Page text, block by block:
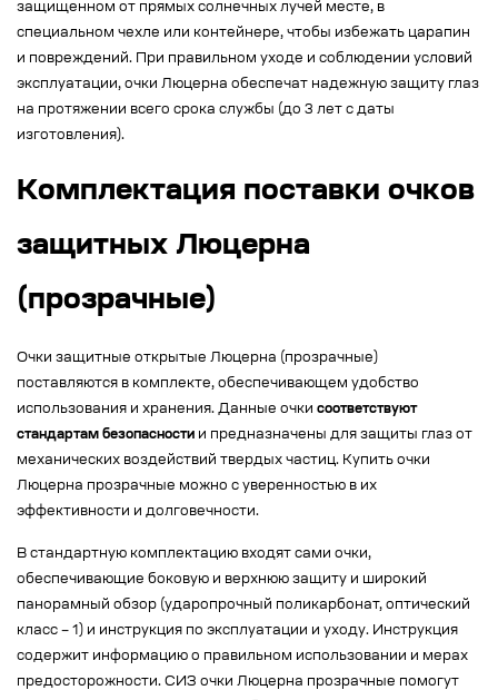
защищенном от прямых солнечных лучей месте, в
специальном чехле или контейнере, чтобы избежать царапин
и повреждений. При правильном уходе и соблюдении условий
эксплуатации, очки Люцерна обеспечат надежную защиту глаз
на протяжении всего срока службы (до 3 лет с даты
изготовления).
Комплектация поставки очков
защитных Люцерна
(прозрачные)
Очки защитные открытые Люцерна (прозрачные)
поставляются в комплекте, обеспечивающем удобство
использования и хранения. Данные очки соответствуют
стандартам безопасности и предназначены для защиты глаз от
механических воздействий твердых частиц. Купить очки
Люцерна прозрачные можно с уверенностью в их
эффективности и долговечности.
В стандартную комплектацию входят сами очки,
обеспечивающие боковую и верхнюю защиту и широкий
панорамный обзор (ударопрочный поликарбонат, оптический
класс – 1) и инструкция по эксплуатации и уходу. Инструкция
содержит информацию о правильном использовании и мерах
предосторожности. СИЗ очки Люцерна прозрачные помогут